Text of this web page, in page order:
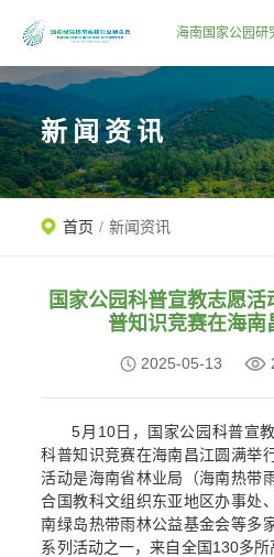
海南国家公园研
新闻资讯
首页 / 新闻资讯
国家公园科普宣教志愿
普知识竞赛在海南
2025-05-13
5月10日，国家公园科普宣
科普知识竞赛在海南昌江圆满举
活动是海南省林业局（海南热带
合国教科文组织东亚地区办事处
南绿岛热带雨林公益基金会等多
系列活动之一，来自全国130多